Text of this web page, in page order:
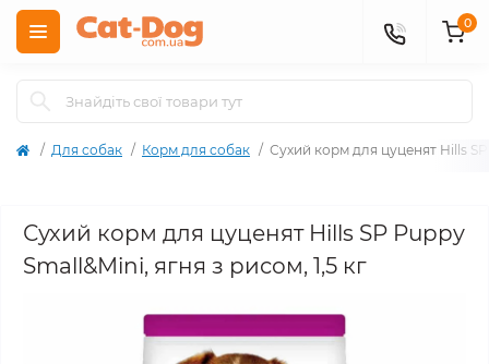
0
Для собак Корм для собак Сухий корм для цуценят Hills
Сухий корм для цуценят Hills SP Puppy
Small&Mini, ягня з рисом, 1,5 кг